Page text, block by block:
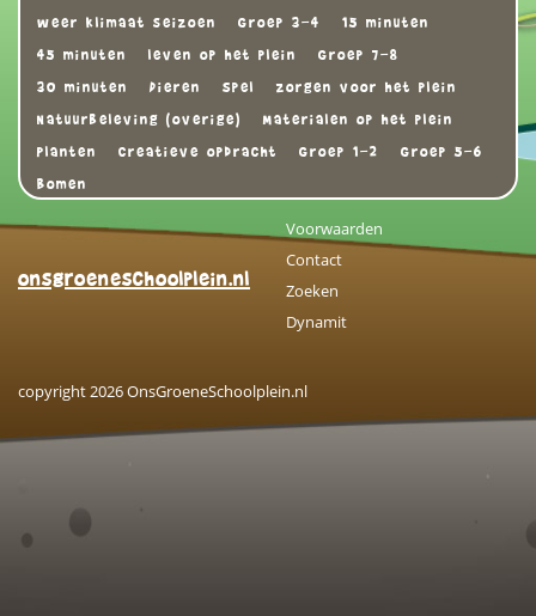
weer klimaat seizoen
Groep 3-4
15 minuten
45 minuten
leven op het plein
Groep 7-8
30 minuten
Dieren Spel
zorgen voor het plein
Natuurbeleving (overige)
Materialen op het plein
Planten
Creatieve opdracht Groep 1-2
Groep 5-6
Bomen
onsgroeneschoolplein.nl
Voorwaarden
Contact
Zoeken
Dynamit
copyright 2026 OnsGroeneSchoolplein.nl